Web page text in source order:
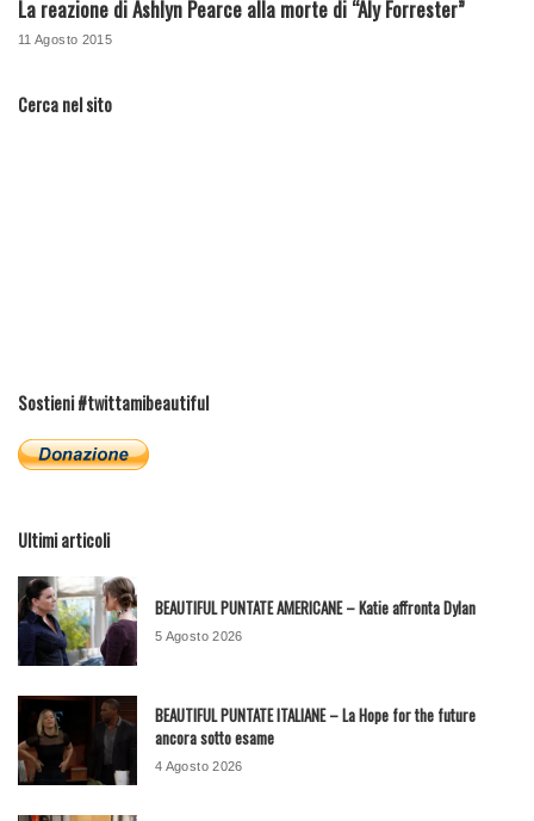
La reazione di Ashlyn Pearce alla morte di “Aly Forrester”
11 Agosto 2015
Cerca nel sito
Sostieni #twittamibeautiful
Ultimi articoli
BEAUTIFUL PUNTATE AMERICANE – Katie affronta Dylan
5 Agosto 2026
BEAUTIFUL PUNTATE ITALIANE – La Hope for the future
ancora sotto esame
4 Agosto 2026